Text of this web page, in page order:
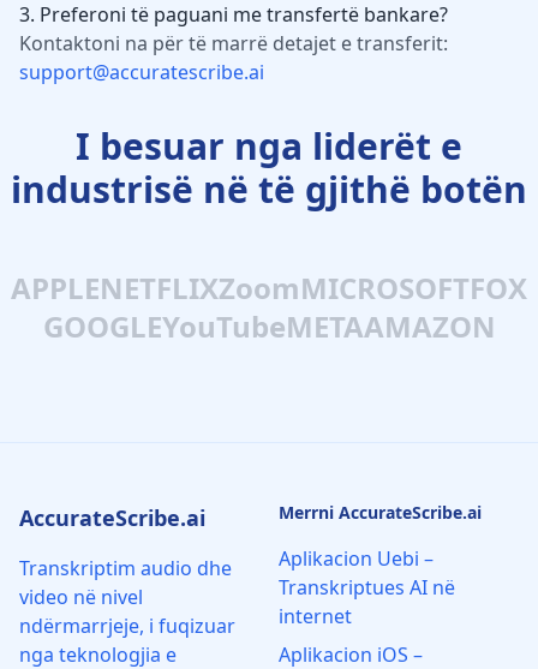
3. Preferoni të paguani me transfertë bankare?
Kontaktoni na për të marrë detajet e transferit:
support@accuratescribe.ai
I besuar nga liderët e
industrisë në të gjithë botën
APPLENETFLIXZoomMICROSOFTFOX
GOOGLEYouTubeMETAAMAZON
AccurateScribe.ai
Transkriptim audio dhe
video në nivel
ndërmarrjeje, i fuqizuar
nga teknologjia e
Merrni AccurateScribe.ai
Aplikacion Uebi –
Transkriptues AI në
internet
Aplikacion iOS –